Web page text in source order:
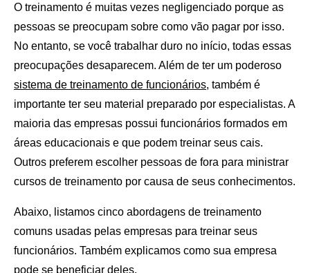
O treinamento é muitas vezes negligenciado porque as
pessoas se preocupam sobre como vão pagar por isso.
No entanto, se você trabalhar duro no início, todas essas
preocupações desaparecem. Além de ter um poderoso
sistema de treinamento de funcionários, também é
importante ter seu material preparado por especialistas. A
maioria das empresas possui funcionários formados em
áreas educacionais e que podem treinar seus cais.
Outros preferem escolher pessoas de fora para ministrar
cursos de treinamento por causa de seus conhecimentos.
Abaixo, listamos cinco abordagens de treinamento
comuns usadas pelas empresas para treinar seus
funcionários. Também explicamos como sua empresa
pode se beneficiar deles.